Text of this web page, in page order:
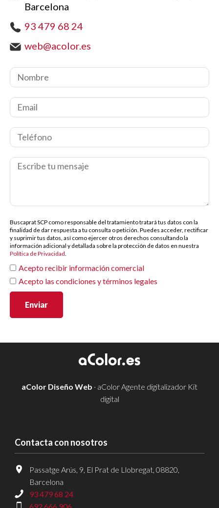
Barcelona
93 479 68 24
web@acolor.es
Buscaprat SCP como responsable del tratamiento tratará tus datos con la
finalidad de dar respuesta a tu consulta o petición. Puedes acceder, rectificar
y suprimir tus datos, así como ejercer otros derechos consultando la
información adicional y detallada sobre la protección de datos en nuestra
Política de Privacidad.
Acepto recibir información comercial
Acepto las condiciones y términos legales
Enviar
aColor Diseño Web · aColor Agente digitalizador Kit
digital
Contacta con nosotros
Passatge Arús, 9, El Prat de Llobregat, 08820,
Barcelona
93 479 68 24